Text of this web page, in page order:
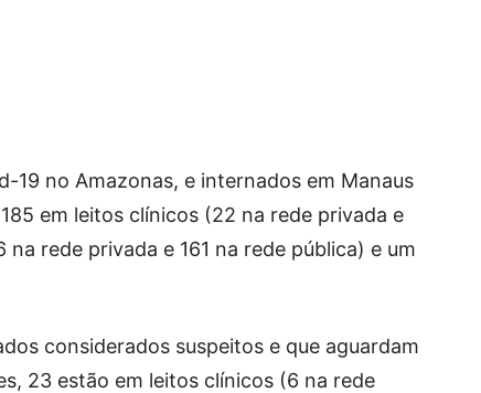
19 no Amazonas, e internados em Manaus
em leitos clínicos (22 na rede privada e
rede privada e 161 na rede pública) e um
considerados suspeitos e que aguardam
23 estão em leitos clínicos (6 na rede